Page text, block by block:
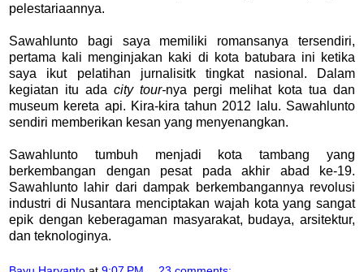
pelestariaannya.
Sawahlunto bagi saya memiliki romansanya tersendiri,
pertama kali menginjakan kaki di kota batubara ini ketika
saya ikut pelatihan jurnalisitk tingkat nasional. Dalam
kegiatan itu ada city tour-nya pergi melihat kota tua dan
museum kereta api. Kira-kira tahun 2012 lalu. Sawahlunto
sendiri memberikan kesan yang menyenangkan.
Sawahlunto tumbuh menjadi kota tambang yang
berkembangan dengan pesat pada akhir abad ke-19.
Sawahlunto lahir dari dampak berkembangannya revolusi
industri di Nusantara menciptakan wajah kota yang sangat
epik dengan keberagaman masyarakat, budaya, arsitektur,
dan teknologinya.